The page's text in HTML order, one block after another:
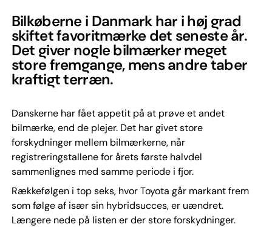
Bilkøberne i Danmark har i høj grad
skiftet favoritmærke det seneste år.
Det giver nogle bilmærker meget
store fremgange, mens andre taber
kraftigt terræn.
Danskerne har fået appetit på at prøve et andet
bilmærke, end de plejer. Det har givet store
forskydninger mellem bilmærkerne, når
registreringstallene for årets første halvdel
sammenlignes med samme periode i fjor.
Rækkefølgen i top seks, hvor Toyota går markant frem
som følge af især sin hybridsucces, er uændret.
Længere nede på listen er der store forskydninger.